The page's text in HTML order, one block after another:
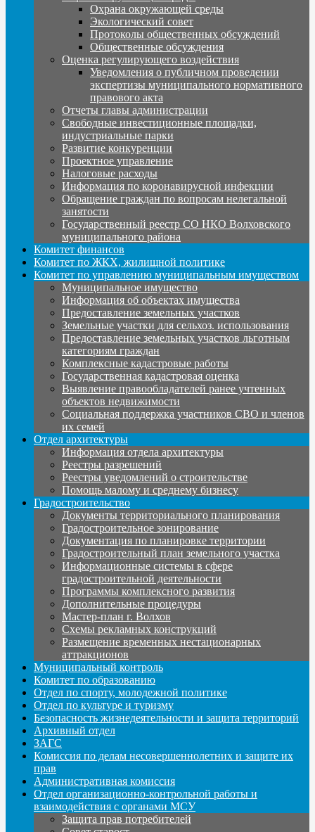
Охрана окружающей среды
Экологический совет
Протоколы общественных обсуждений
Общественные обсуждения
Оценка регулирующего воздействия
Уведомления о публичном проведении
экспертизы муниципального нормативного
правового акта
Отчеты главы администрации
Свободные инвестиционные площадки,
индустриальные парки
Развитие конкуренции
Проектное управление
Налоговые расходы
Информация по коронавирусной инфекции
Обращение граждан по вопросам нелегальной
занятости
Государственный реестр СО НКО Волховского
муниципального района
Комитет финансов
Комитет по ЖКХ, жилищной политике
Комитет по управлению муниципальным имуществом
Муниципальное имущество
Информация об объектах имущества
Предоставление земельных участков
Земельные участки для сельхоз. использования
Предоставление земельных участков льготным
категориям граждан
Комплексные кадастровые работы
Государственная кадастровая оценка
Выявление правообладателей ранее учтенных
объектов недвижимости
Социальная поддержка участников СВО и членов
их семей
Отдел архитектуры
Информация отдела архитектуры
Реестры разрешений
Реестры уведомлений о строительстве
Помощь малому и среднему бизнесу
Градостроительство
Документы территориального планирования
Градостроительное зонирование
Документация по планировке территории
Градостроительный план земельного участка
Информационные системы в сфере
градостроительной деятельности
Программы комплексного развития
Дополнительные процедуры
Мастер-план г. Волхов
Схемы рекламных конструкций
Размещение временных нестационарных
аттракционов
Муниципальный контроль
Комитет по образованию
Отдел по спорту, молодежной политике
Отдел по культуре и туризму
Безопасность жизнедеятельности и защита территорий
Архивный отдел
ЗАГС
Комиссия по делам несовершеннолетних и защите их
прав
Административная комиссия
Отдел организационно-контрольной работы и
взаимодействия с органами МСУ
Защита прав потребителей